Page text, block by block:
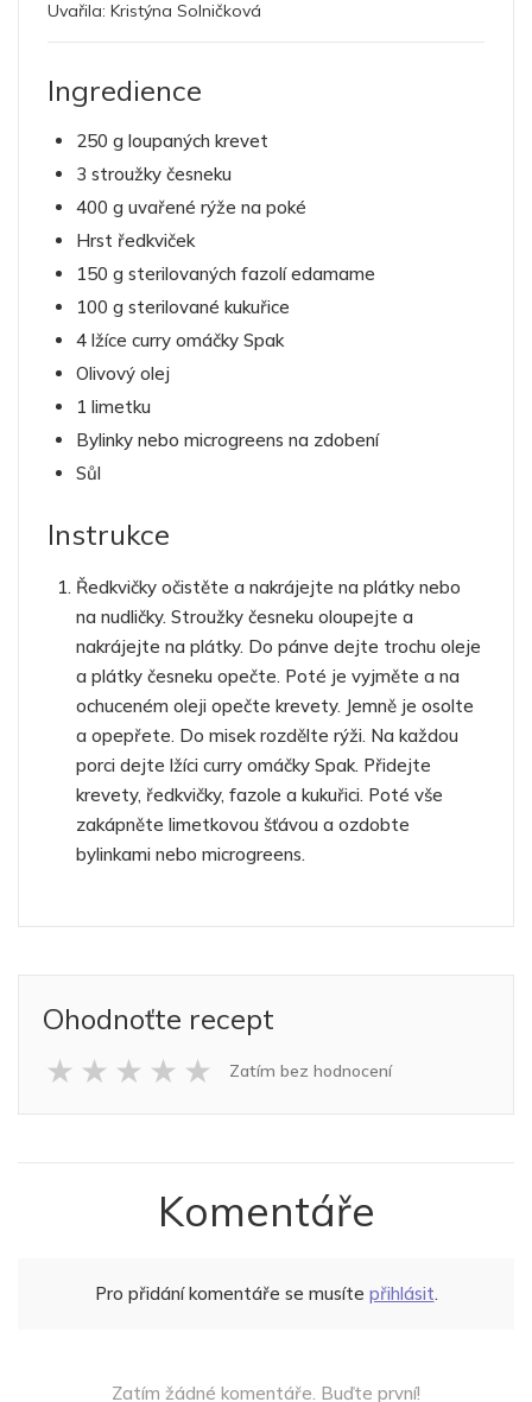
Uvařila: Kristýna Solničková
Ingredience
250 g loupaných krevet
3 stroužky česneku
400 g uvařené rýže na poké
Hrst ředkviček
150 g sterilovaných fazolí edamame
100 g sterilované kukuřice
4 lžíce curry omáčky Spak
Olivový olej
1 limetku
Bylinky nebo microgreens na zdobení
Sůl
Instrukce
Ředkvičky očistěte a nakrájejte na plátky nebo
na nudličky. Stroužky česneku oloupejte a
nakrájejte na plátky. Do pánve dejte trochu oleje
a plátky česneku opečte. Poté je vyjměte a na
ochuceném oleji opečte krevety. Jemně je osolte
a opepřete. Do misek rozdělte rýži. Na každou
porci dejte lžíci curry omáčky Spak. Přidejte
krevety, ředkvičky, fazole a kukuřici. Poté vše
zakápněte limetkovou šťávou a ozdobte
bylinkami nebo microgreens.
Ohodnoťte recept
★ ★ ★ ★ ★ Zatím bez hodnocení
Komentáře
Pro přidání komentáře se musíte přihlásit.
Zatím žádné komentáře. Buďte první!